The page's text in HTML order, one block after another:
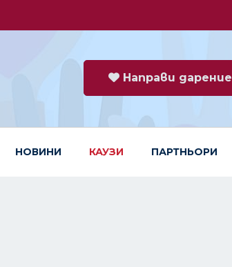
Направи дарение
НОВИНИ КАУЗИ ПАРТНЬОРИ